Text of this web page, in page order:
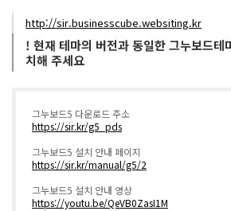
http://sir.businesscube.websiting.kr
! 현재 테마의 버전과 동일한 그누보드테
치해 주세요
그누보드5 다운로드 주소
https://sir.kr/g5_pds
그누보드5 설치 안내 페이지
https://sir.kr/manual/g5/2
그누보드5 설치 안내 영상
https://youtu.be/QeVB0ZasI1M